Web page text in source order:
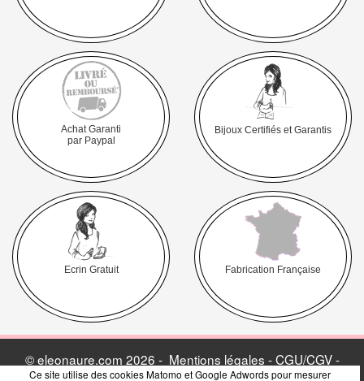
Ce site utilise des cookies Matomo et Google Adwords pour mesurer
Achat Garanti
par Paypal
Bijoux Certifiés et Garantis
Ecrin Gratuit Fabrication Française
© eleonaure.com 2026 - Mentions légales - CGU/CGV -